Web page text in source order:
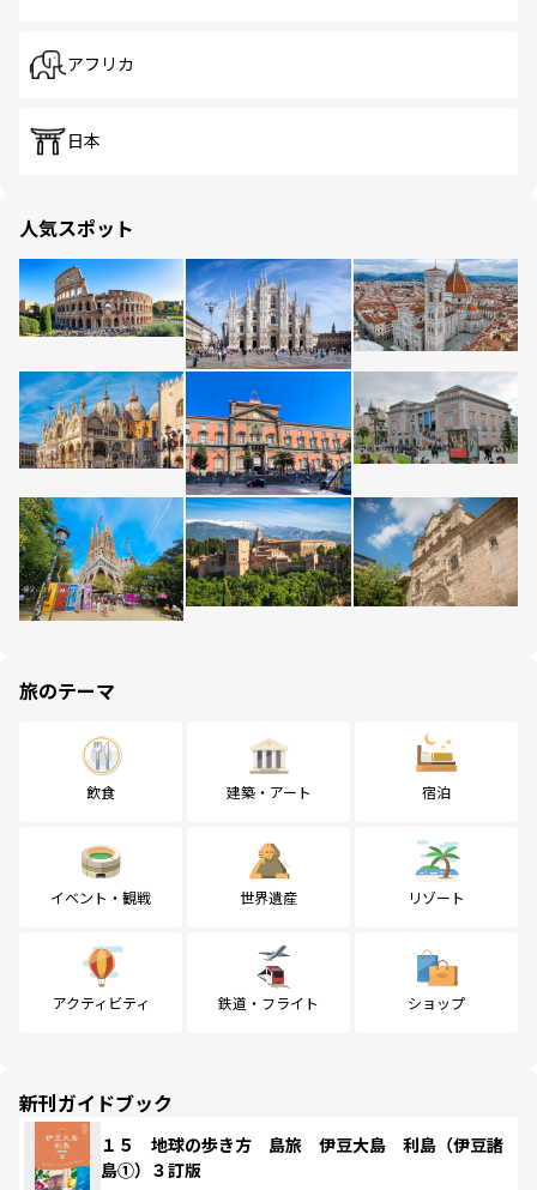
アフリカ
日本
人気スポット
旅のテーマ
飲食 建築・アート 宿泊
イベント・観戦 世界遺産 リゾート
アクティビティ 鉄道・フライト ショップ
新刊ガイドブック
１５ 地球の歩き方 島旅 伊豆大島 利島（伊豆諸
島①）３訂版